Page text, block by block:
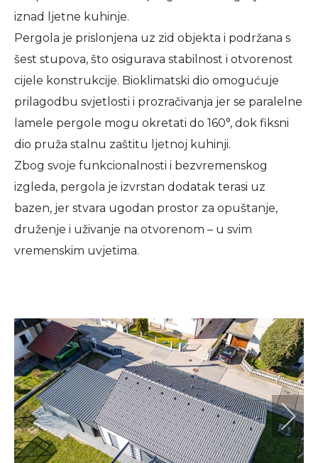
iznad ljetne kuhinje.
Pergola je prislonjena uz zid objekta i podržana s
šest stupova, što osigurava stabilnost i otvorenost
cijele konstrukcije. Bioklimatski dio omogućuje
prilagodbu svjetlosti i prozračivanja jer se paralelne
lamele pergole mogu okretati do 160°, dok fiksni
dio pruža stalnu zaštitu ljetnoj kuhinji.
Zbog svoje funkcionalnosti i bezvremenskog
izgleda, pergola je izvrstan dodatak terasi uz
bazen, jer stvara ugodan prostor za opuštanje,
druženje i uživanje na otvorenom – u svim
vremenskim uvjetima.